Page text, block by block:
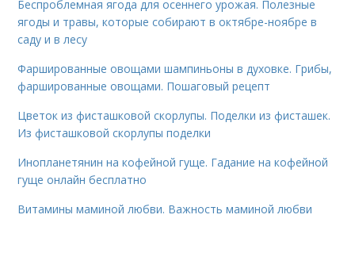
Беспроблемная ягода для осеннего урожая. Полезные
ягоды и травы, которые собирают в октябре-ноябре в
саду и в лесу
Фаршированные овощами шампиньоны в духовке. Грибы,
фаршированные овощами. Пошаговый рецепт
Цветок из фисташковой скорлупы. Поделки из фисташек.
Из фисташковой скорлупы поделки
Инопланетянин на кофейной гуще. Гадание на кофейной
гуще онлайн бесплатно
Витамины маминой любви. Важность маминой любви